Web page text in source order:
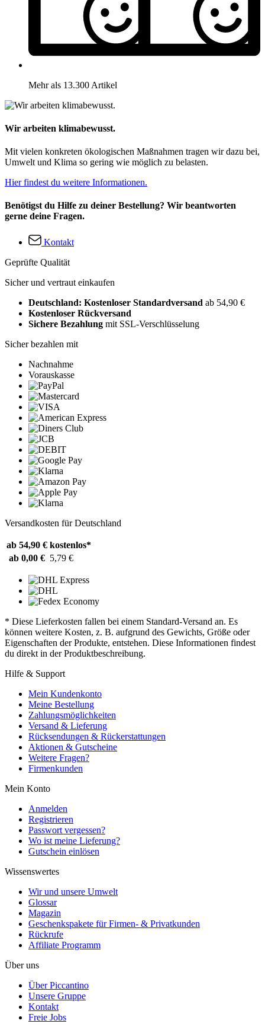
Mehr als 13.300 Artikel
Wir arbeiten klimabewusst.
Mit vielen konkreten ökologischen Maßnahmen tragen wir dazu bei,
Umwelt und Klima so gering wie möglich zu belasten.
Hier findest du weitere Informationen.
Benötigst du Hilfe zu deiner Bestellung? Wir beantworten
gerne deine Fragen.
Kontakt
Geprüfte Qualität
Sicher und vertraut einkaufen
Deutschland: Kostenloser Standardversand ab 54,90 €
Kostenloser Rückversand
Sichere Bezahlung mit SSL-Verschlüsselung
Sicher bezahlen mit
Nachnahme
Vorauskasse
Versandkosten für Deutschland
ab 54,90 € kostenlos*
ab 0,00 € 5,79 €
* Diese Lieferkosten fallen bei einem Standard-Versand an. Es
können weitere Kosten, z. B. aufgrund des Gewichts, Größe oder
Eigenschaften der Produkte, entstehen. Diese Informationen findest
du direkt in der Produktbeschreibung.
Hilfe & Support
Mein Kundenkonto
Meine Bestellung
Zahlungsmöglichkeiten
Versand & Lieferung
Rücksendungen & Rückerstattungen
Aktionen & Gutscheine
Weitere Fragen?
Firmenkunden
Mein Konto
Anmelden
Registrieren
Passwort vergessen?
Wo ist meine Lieferung?
Gutschein einlösen
Wissenswertes
Wir und unsere Umwelt
Glossar
Magazin
Geschenkspakete für Firmen- & Privatkunden
Rückrufe
Affiliate Programm
Über uns
Über Piccantino
Unsere Gruppe
Kontakt
Freie Jobs